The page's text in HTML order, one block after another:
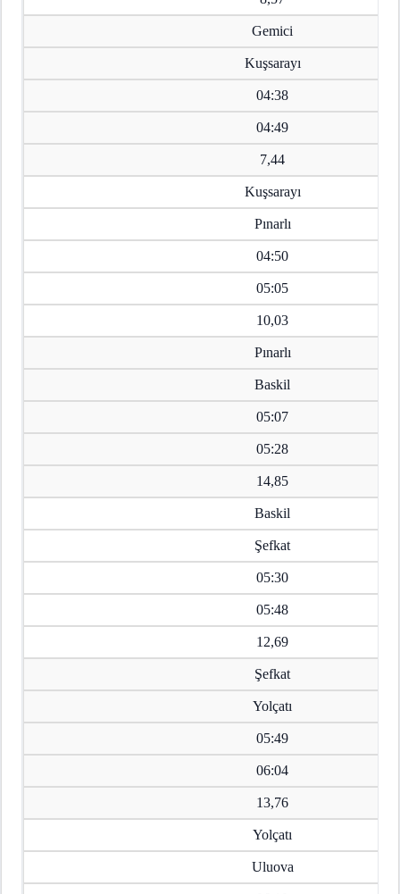
Gemici
Kuşsarayı
04:38
04:49
7,44
Kuşsarayı
Pınarlı
04:50
05:05
10,03
Pınarlı
Baskil
05:07
05:28
14,85
Baskil
Şefkat
05:30
05:48
12,69
Şefkat
Yolçatı
05:49
06:04
13,76
Yolçatı
Uluova